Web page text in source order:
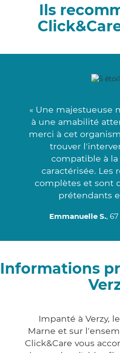
Ils
« Une majestueuse
à une amabilité
merci à cet
trouver
compatible à
caractérisée. Les
complètes et sont
prétendants
Emmanuelle S.,
Informations
Impanté à Verzy,
Marne et sur
Click&Care vous